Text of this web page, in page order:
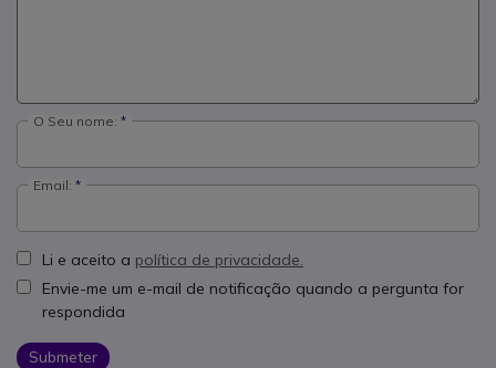
O Seu nome:
Email:
Li e aceito a política de privacidade.
Envie-me um e-mail de notificação quando a pergunta for
respondida
Submeter